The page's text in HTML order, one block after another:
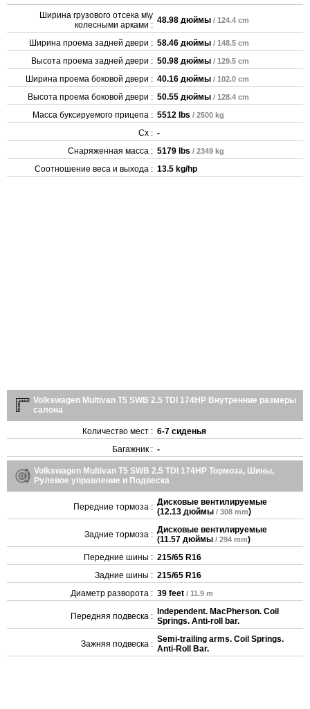
Ширина грузового отсека м\у
колесными арками : 48.98 дюймы / 124.4 cm
Ширина проема задней двери : 58.46 дюймы / 148.5 cm
Высота проема задней двери : 50.98 дюймы / 129.5 cm
Ширина проема боковой двери : 40.16 дюймы / 102.0 cm
Высота проема боковой двери : 50.55 дюймы / 128.4 cm
Масса буксируемого прицепа : 5512 lbs / 2500 kg
Cx : -
Снаряженная масса : 5179 lbs / 2349 kg
Соотношение веса и выхода : 13.5 kg/hp
Volkswagen Multivan T5 SWB 2.5 TDI 174HP Внутренние размеры
салона
Количество мест : 6-7 сиденья
Багажник : -
Volkswagen Multivan T5 SWB 2.5 TDI 174HP Тормоза, Шины,
Рулевое управление и Подвеска
Передние тормоза : Дисковые вентилируемые
(12.13 дюймы / 308 mm)
Задние тормоза : Дисковые вентилируемые
(11.57 дюймы / 294 mm)
Передние шины : 215/65 R16
Задние шины : 215/65 R16
Диаметр разворота : 39 feet / 11.9 m
Передняя подвеска :
Independent. MacPherson. Coil
Springs. Anti-roll bar.
Зажняя подвеска : Semi-trailing arms. Coil Springs.
Anti-Roll Bar.